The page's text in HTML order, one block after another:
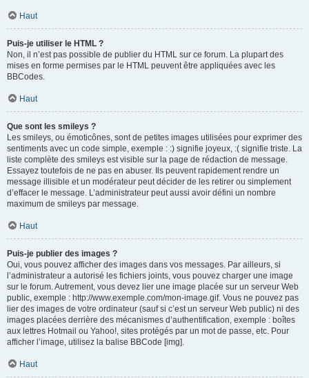
Haut
Puis-je utiliser le HTML ?
Non, il n’est pas possible de publier du HTML sur ce forum. La plupart des
mises en forme permises par le HTML peuvent être appliquées avec les
BBCodes.
Haut
Que sont les smileys ?
Les smileys, ou émoticônes, sont de petites images utilisées pour exprimer des
sentiments avec un code simple, exemple : :) signifie joyeux, :( signifie triste. La
liste complète des smileys est visible sur la page de rédaction de message.
Essayez toutefois de ne pas en abuser. Ils peuvent rapidement rendre un
message illisible et un modérateur peut décider de les retirer ou simplement
d’effacer le message. L’administrateur peut aussi avoir défini un nombre
maximum de smileys par message.
Haut
Puis-je publier des images ?
Oui, vous pouvez afficher des images dans vos messages. Par ailleurs, si
l’administrateur a autorisé les fichiers joints, vous pouvez charger une image
sur le forum. Autrement, vous devez lier une image placée sur un serveur Web
public, exemple : http://www.exemple.com/mon-image.gif. Vous ne pouvez pas
lier des images de votre ordinateur (sauf si c’est un serveur Web public) ni des
images placées derrière des mécanismes d’authentification, exemple : boîtes
aux lettres Hotmail ou Yahoo!, sites protégés par un mot de passe, etc. Pour
afficher l’image, utilisez la balise BBCode [img].
Haut